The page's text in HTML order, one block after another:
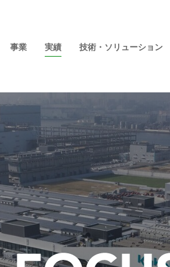
事業 実績 技術・ソリューション